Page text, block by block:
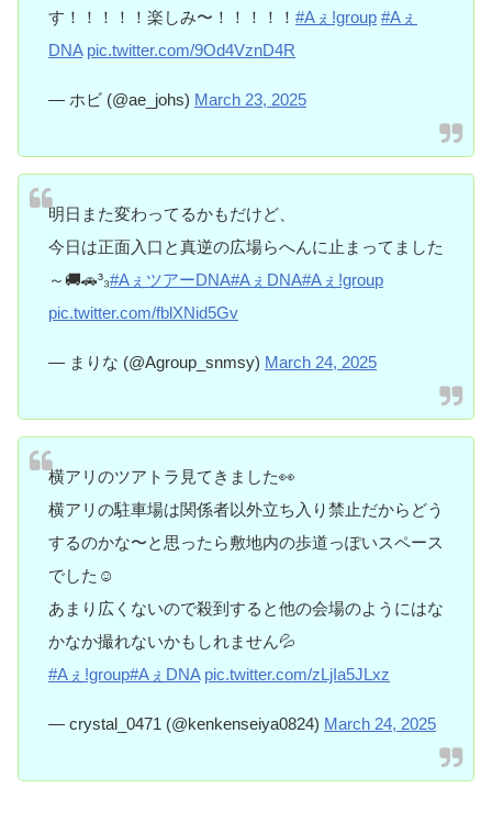
す！！！！！楽しみ〜！！！！！ #Aぇǃgroup #Aぇ
DNA pic.twitter.com/9Od4VznD4R
— ホビ (@ae_johs) March 23, 2025
明日また変わってるかもだけど、
今日は正面入口と真逆の広場らへんに止まってました
～🚚🚗³₃#AぇツアーDNA#AぇDNA#Aぇǃgroup
pic.twitter.com/fblXNid5Gv
— まりな (@Agroup_snmsy) March 24, 2025
横アリのツアトラ見てきました👀
横アリの駐車場は関係者以外立ち入り禁止だからどう
するのかな〜と思ったら敷地内の歩道っぽいスペース
でした☺️
あまり広くないので殺到すると他の会場のようにはな
かなか撮れないかもしれません💦
#Aぇǃgroup#AぇDNA pic.twitter.com/zLjIa5JLxz
— crystal_0471 (@kenkenseiya0824) March 24, 2025